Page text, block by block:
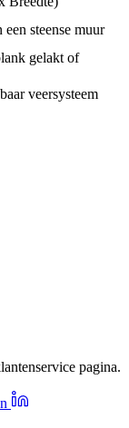
steense muur
gelakt of
veersysteem
pagina.